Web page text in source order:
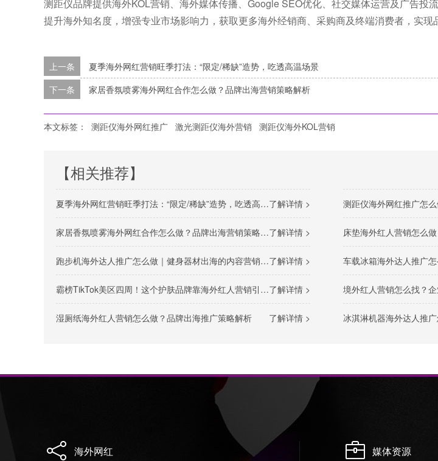
测距仪品牌提供海外KOL营销、海外媒体传播、Google SEO优化、社交媒体运营及广告投
提升海外知名度，增强专业市场影响力，获取更多海外经销商、采购商及终端消费者，实现
上一条
夏季海外网红营销旺季打法：“限定/稀缺”造势，吃透高温场景
下一条 家居香氛喷雾海外网红合作怎么做？品牌出海营销策略解析
本文标签： 测距仪海外网红推广 激光测距仪海外营销 测距仪海外KOL营销
【相关推荐】
了解详情 >
夏季海外网红营销旺季打法：“限定/稀缺”造势，吃透高温场景 测距仪海外网红推广怎
了解详情 >
家居香氛喷雾海外网红合作怎么做？品牌出海营销策略解析 床垫海外红人营销怎么
了解详情 >
跑步机海外达人推广怎么做｜健身器材出海的内容营销打法 车载冰箱海外达人推广怎么做
了解详情 >
霸榜TikTok美区四周！这个护肤品牌靠海外红人营销引爆面部护理赛道 境外红人营销怎么找？
了解详情 >
湿厕纸海外红人营销怎么做？品牌出海推广策略解析 冰淇淋机器海外达人推
海外网红 媒体资源